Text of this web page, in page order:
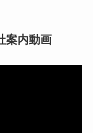
案内動画